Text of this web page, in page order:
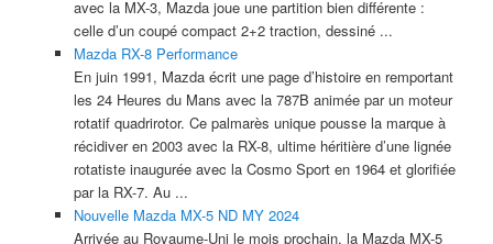
avec la MX-3, Mazda joue une partition bien différente :
celle d’un coupé compact 2+2 traction, dessiné ...
Mazda RX-8 Performance
En juin 1991, Mazda écrit une page d’histoire en remportant
les 24 Heures du Mans avec la 787B animée par un moteur
rotatif quadrirotor. Ce palmarès unique pousse la marque à
récidiver en 2003 avec la RX-8, ultime héritière d’une lignée
rotatiste inaugurée avec la Cosmo Sport en 1964 et glorifiée
par la RX-7. Au ...
Nouvelle Mazda MX-5 ND MY 2024
Arrivée au Royaume-Uni le mois prochain, la Mazda MX-5